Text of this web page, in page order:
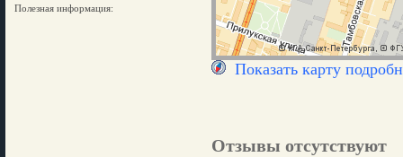
Полезная информация:
Показать карту
Отзывы отсутствуют